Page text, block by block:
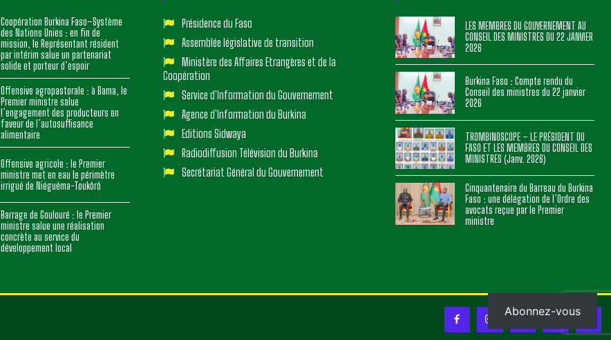
Coopération Burkina Faso–Système
des Nations Unies : en fin de
mission, le Représentant résident
par intérim salue un partenariat
solide et porteur d’espoir
Offensive agropastorale : à Bama, le
Premier ministre salue
l’engagement des producteurs en
faveur de l’autosuffisance
alimentaire
Offensive agricole : le Premier
ministre met en eau le périmètre
irrigué de Niéguéma-Toukôrô
Barrage de Goulouré : le Premier
ministre salue une réalisation
concrète au service du
développement local
Présidence du Faso
Assemblée législative de transition
Ministère des Affaires Etrangères et de la
Coopération
Service d'Information du Gouvernement
Agence d'Information du Burkina
Editions Sidwaya
Radiodiffusion Télévision du Burkina
Secrétariat Général du Gouvernement
LES MEMBRES DU GOUVERNEMENT AU
CONSEIL DES MINISTRES DU 22 JANVIER
2026
Burkina Faso : Compte rendu du
Conseil des ministres du 22 janvier
2026
TROMBINOSCOPE – LE PRÉSIDENT DU
FASO ET LES MEMBRES DU CONSEIL DES
MINISTRES (Janv. 2026)
Cinquantenaire du Barreau du Burkina
Faso : une délégation de l’Ordre des
avocats reçue par le Premier
ministre
Abonnez-vous